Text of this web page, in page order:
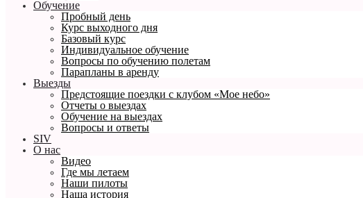
Обучение
Пробный день
Курс выходного дня
Базовый курс
Индивидуальное обучение
Вопросы по обучению полетам
Парапланы в аренду
Выезды
Предстоящие поездки с клубом «Мое небо»
Отчеты о выездах
Обучение на выездах
Вопросы и ответы
SIV
О нас
Видео
Где мы летаем
Наши пилоты
Наша история